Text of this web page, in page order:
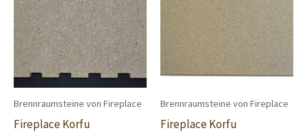
Brennraumsteine von Fireplace
Fireplace Korfu
Brennraumsteine von Fireplace
Fireplace Korfu